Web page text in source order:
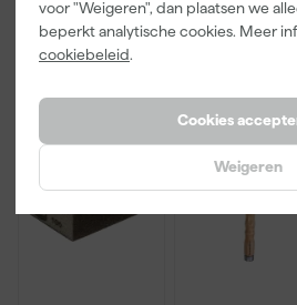
voor "Weigeren", dan plaatsen we
beperkt analytische cookies. Meer
cookiebeleid.
Cookies
Weigeren
5,28
incl. BTW
22,00
incl. BTW